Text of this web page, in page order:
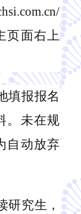
页面右上
填报报名
。未在规
自动放弃
研究生，